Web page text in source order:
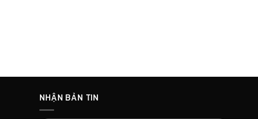
NHẬN BẢN TIN